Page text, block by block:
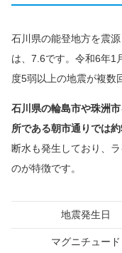
石川県の能登地方を震
は、7.6です。令和6年1
度5弱以上の地震が複数
石川県の輪島市や珠洲
所である朝市通りでは
断水も発生しており、
のが特徴です。
地震発生日
マグニチュード